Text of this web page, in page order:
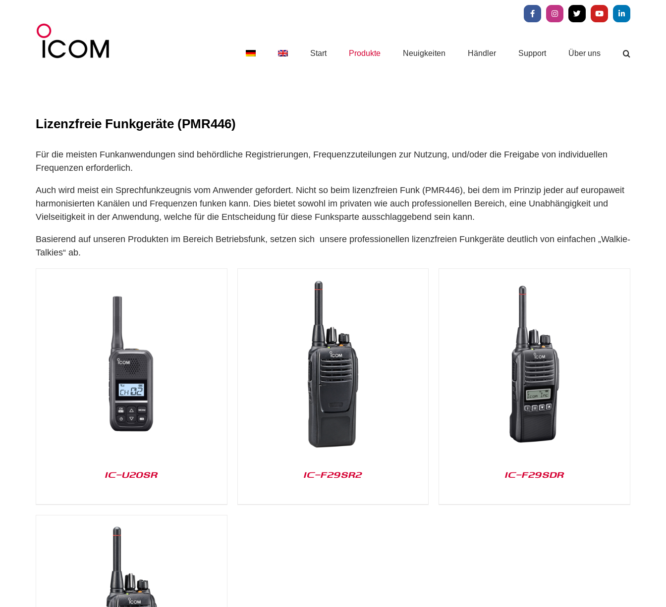
FacebookInstagram
X YouTubeLinkedIn
Start Produkte Neuigkeiten Händler Support Über uns
Lizenzfreie Funkgeräte (PMR446)
Für die meisten Funkanwendungen sind behördliche Registrierungen, Frequenzzuteilungen zur Nutzung, und/oder die Freigabe von individuellen
Frequenzen erforderlich.
Auch wird meist ein Sprechfunkzeugnis vom Anwender gefordert. Nicht so beim lizenzfreien Funk (PMR446), bei dem im Prinzip jeder auf europaweit
harmonisierten Kanälen und Frequenzen funken kann. Dies bietet sowohl im privaten wie auch professionellen Bereich, eine Unabhängigkeit und
Vielseitigkeit in der Anwendung, welche für die Entscheidung für diese Funksparte ausschlaggebend sein kann.
Basierend auf unseren Produkten im Bereich Betriebsfunk, setzen sich unsere professionellen lizenzfreien Funkgeräte deutlich von einfachen „Walkie-
Talkies“ ab.
IC-U20SR
DETAILS
IC-F29SR2
DETAILS
IC-F29SDR